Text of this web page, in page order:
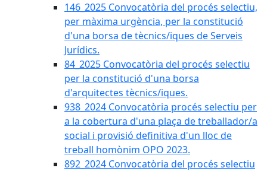
146_2025 Convocatòria del procés selectiu,
per màxima urgència, per la constitució
d'una borsa de tècnics/iques de Serveis
Jurídics.
84_2025 Convocatòria del procés selectiu
per la constitució d'una borsa
d'arquitectes tècnics/iques.
938_2024 Convocatòria procés selectiu per
a la cobertura d'una plaça de treballador/a
social i provisió definitiva d'un lloc de
treball homònim OPO 2023.
892_2024 Convocatòria del procés selectiu